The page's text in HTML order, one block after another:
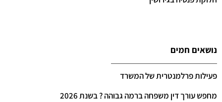
נושאים חמים
פעילות פרלמנטרית של המשרד
מחפש עורך דין משפחה ברמה גבוהה ? בשנת 2026